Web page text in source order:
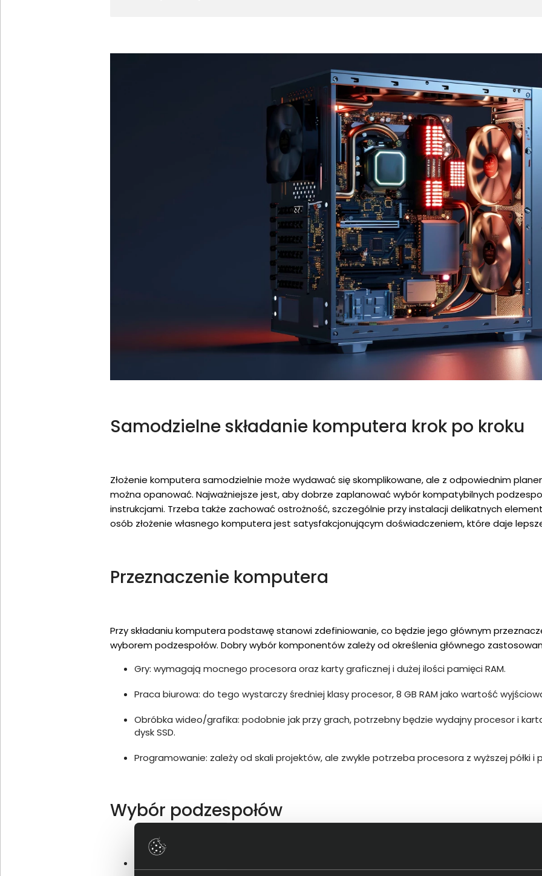
Samodzielne składanie komputera krok po kroku
Złożenie komputera samodzielnie może wydawać się skomplikowane, ale z odpowiednim
można opanować. Najważniejsze jest, aby dobrze zaplanować wybór kompatybilnych
instrukcjami. Trzeba także zachować ostrożność, szczególnie przy instalacji delikatnych
osób złożenie własnego komputera jest satysfakcjonującym doświadczeniem, które daje
Przeznaczenie komputera
Przy składaniu komputera podstawę stanowi zdefiniowanie, co będzie jego głównym
wyborem podzespołów. Dobry wybór komponentów zależy od określenia głównego
Gry: wymagają mocnego procesora oraz karty graficznej i dużej ilości pamięci RAM.
Praca biurowa: do tego wystarczy średniej klasy procesor, 8 GB RAM jako wartość
Obróbka wideo/grafika: podobnie jak przy grach, potrzebny będzie wydajny procesor i
dysk SSD.
Programowanie: zależy od skali projektów, ale zwykle potrzeba procesora z wyższej półki i
Wybór podzespołów